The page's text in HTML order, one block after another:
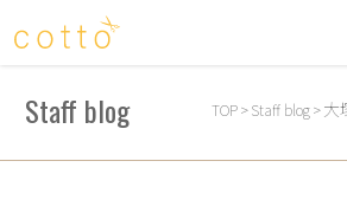
Staff blog TOP>Staff blog>大